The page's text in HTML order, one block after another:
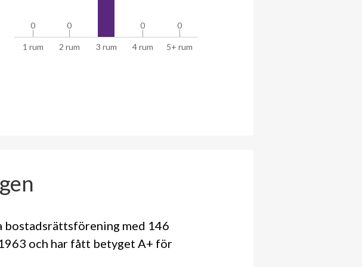
1 rum 2 rum 3 rum 4 rum 5+ rum
0
0 0
0 0
0 0
0
bostadsrättsförening med 146
och har fått betyget A+ för